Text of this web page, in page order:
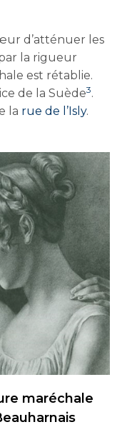
d’atténuer les
la rigueur
est rétablie.
de la Suède3.
la rue de l’Isly.
maréchale